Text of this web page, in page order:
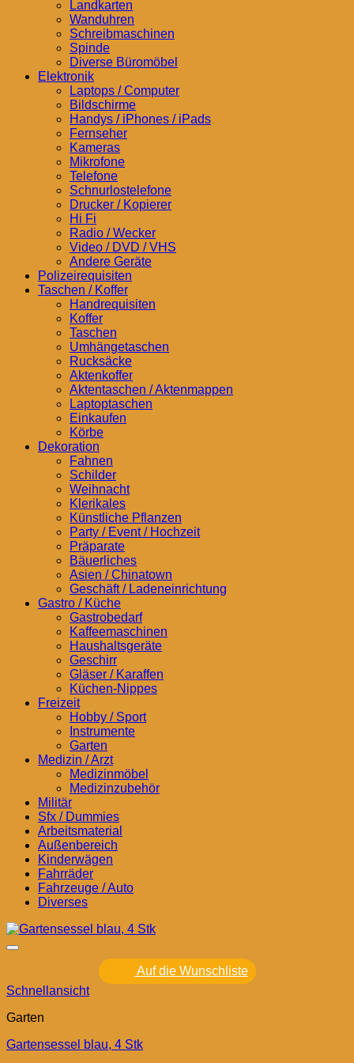
Landkarten
Wanduhren
Schreibmaschinen
Spinde
Diverse Büromöbel
Elektronik
Laptops / Computer
Bildschirme
Handys / iPhones / iPads
Fernseher
Kameras
Mikrofone
Telefone
Schnurlostelefone
Drucker / Kopierer
Hi Fi
Radio / Wecker
Video / DVD / VHS
Andere Geräte
Polizeirequisiten
Taschen / Koffer
Handrequisiten
Koffer
Taschen
Umhängetaschen
Rucksäcke
Aktenkoffer
Aktentaschen / Aktenmappen
Laptoptaschen
Einkaufen
Körbe
Dekoration
Fahnen
Schilder
Weihnacht
Klerikales
Künstliche Pflanzen
Party / Event / Hochzeit
Präparate
Bäuerliches
Asien / Chinatown
Geschäft / Ladeneinrichtung
Gastro / Küche
Gastrobedarf
Kaffeemaschinen
Haushaltsgeräte
Geschirr
Gläser / Karaffen
Küchen-Nippes
Freizeit
Hobby / Sport
Instrumente
Garten
Medizin / Arzt
Medizinmöbel
Medizinzubehör
Militär
Sfx / Dummies
Arbeitsmaterial
Außenbereich
Kinderwägen
Fahrräder
Fahrzeuge / Auto
Diverses
Auf die Wunschliste
Schnellansicht
Garten
Gartensessel blau, 4 Stk